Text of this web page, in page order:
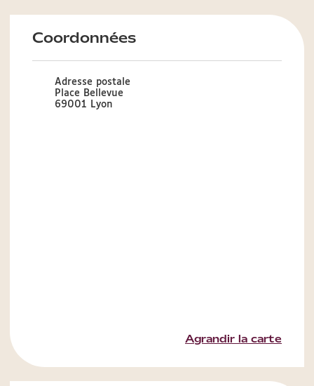
Coordonnées
Adresse postale
Place Bellevue
69001 Lyon
Agrandir la carte